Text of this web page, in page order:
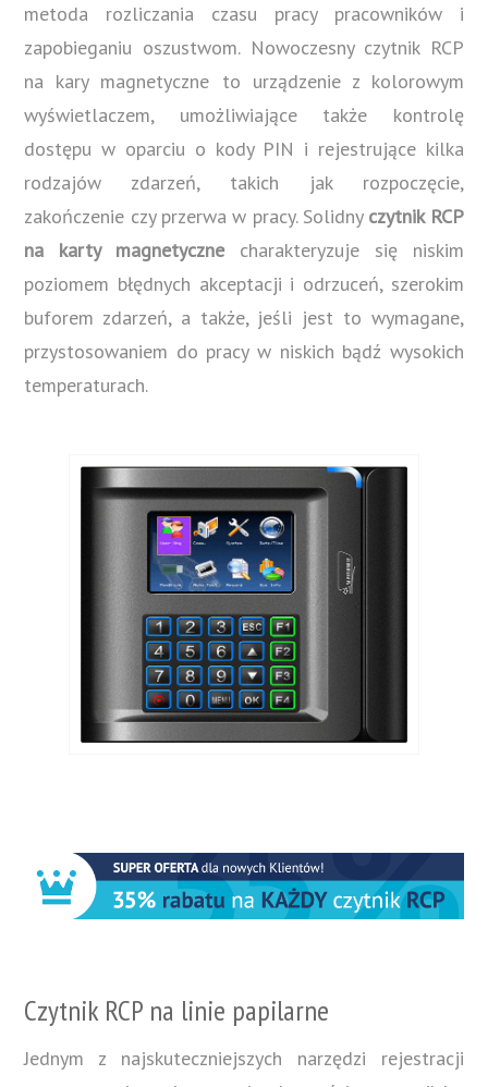
metoda rozliczania czasu pracy pracowników i
zapobieganiu oszustwom. Nowoczesny czytnik RCP
na kary magnetyczne to urządzenie z kolorowym
wyświetlaczem, umożliwiające także kontrolę
dostępu w oparciu o kody PIN i rejestrujące kilka
rodzajów zdarzeń, takich jak rozpoczęcie,
zakończenie czy przerwa w pracy. Solidny czytnik RCP
na karty magnetycznecharakteryzuje się niskim
poziomem błędnych akceptacji i odrzuceń, szerokim
buforem zdarzeń, a także, jeśli jest to wymagane,
przystosowaniem do pracy w niskich bądź wysokich
temperaturach.
Czytnik RCP na linie papilarne
Jednym z najskuteczniejszych narzędzi rejestracji